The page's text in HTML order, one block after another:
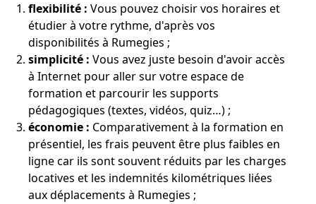
flexibilité : Vous pouvez choisir vos horaires et
étudier à votre rythme, d'après vos
disponibilités à Rumegies ;
simplicité : Vous avez juste besoin d'avoir accès
à Internet pour aller sur votre espace de
formation et parcourir les supports
pédagogiques (textes, vidéos, quiz…) ;
économie : Comparativement à la formation en
présentiel, les frais peuvent être plus faibles en
ligne car ils sont souvent réduits par les charges
locatives et les indemnités kilométriques liées
aux déplacements à Rumegies ;